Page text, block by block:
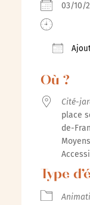
03/10/
Où ?
Cité-
place
de-
Type